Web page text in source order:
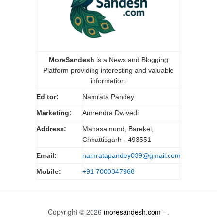
MoreSandesh is a News and Blogging
Platform providing interesting and valuable
information.
Editor: Namrata Pandey
Marketing: Amrendra Dwivedi
Address:
Mahasamund, Barekel,
Chhattisgarh - 493551
Email: namratapandey039@gmail.com
Mobile: +91 7000347968
Copyright © 2026 moresandesh.com - .